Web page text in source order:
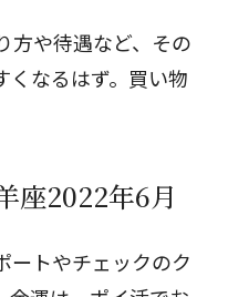
方や待遇など、その
くなるはず。買い物
座2022年6月
ートやチェックのク